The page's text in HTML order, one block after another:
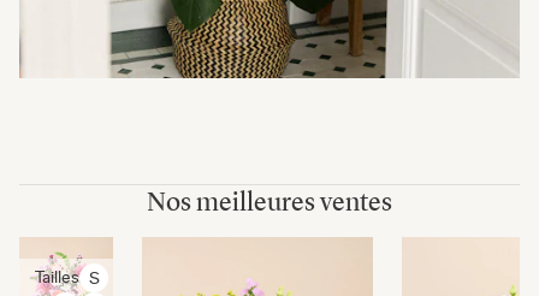
Nos meilleures ventes
Tailles S